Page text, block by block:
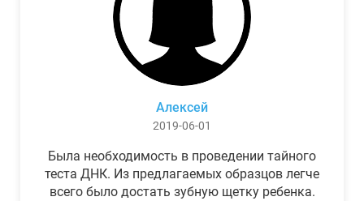
Алексей
2019-06-01
Была необходимость в проведении тайного
теста ДНК. Из предлагаемых образцов легче
всего было достать зубную щетку ребенка.